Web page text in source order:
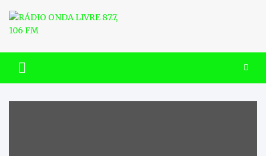
content
RÁDIO ONDA LIVRE 87.7, 106
FM